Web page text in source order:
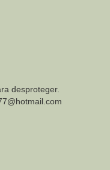
desproteger.